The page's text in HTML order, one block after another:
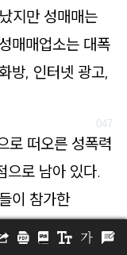
지만 성매매는
매매업소는 대폭
방, 인터넷 광고,
로 떠오른 성폭력
으로 남아 있다.
이 참가한
별법으로